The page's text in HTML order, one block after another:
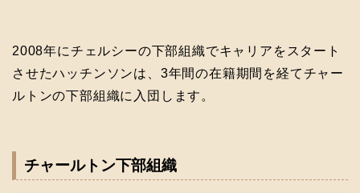
2008年にチェルシーの下部組織でキャリアをスタート
させたハッチンソンは、3年間の在籍期間を経てチャー
ルトンの下部組織に入団します。
チャールトン下部組織